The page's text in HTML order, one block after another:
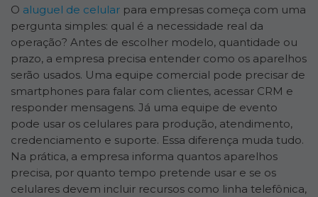
O aluguel de celular para empresas começa com uma
pergunta simples: qual é a necessidade real da
operação? Antes de escolher modelo, quantidade ou
prazo, a empresa precisa entender como os aparelhos
serão usados. Uma equipe comercial pode precisar de
smartphones para falar com clientes, acessar CRM e
responder mensagens. Já uma equipe de evento
pode usar os celulares para produção, atendimento,
credenciamento e suporte. Essa diferença muda tudo.
Na prática, a empresa informa quantos aparelhos
precisa, por quanto tempo pretende usar e se os
celulares devem incluir recursos como linha telefônica,